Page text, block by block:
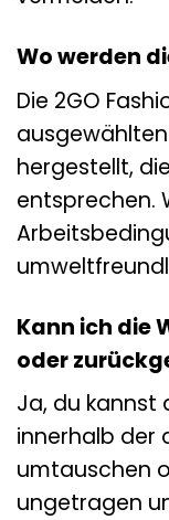
Wo werden
Die 2GO
hergestellt,
entsprechen.
Kann ich die
oder
Ja, du kannst
innerhalb der
umtauschen
ungetragen